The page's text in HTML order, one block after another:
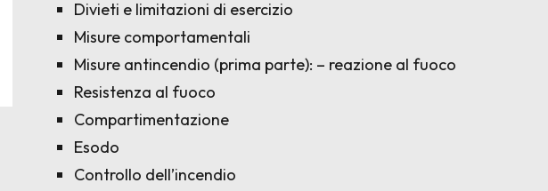
Divieti e limitazioni di esercizio
Misure comportamentali
Misure antincendio (prima parte): – reazione al fuoco
Resistenza al fuoco
Compartimentazione
Esodo
Controllo dell’incendio